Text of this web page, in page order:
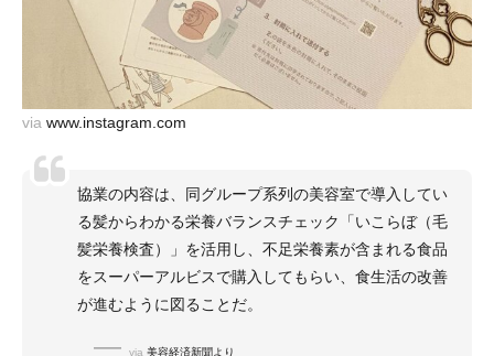
via www.instagram.com
協業の内容は、同グループ系列の美容室で導入してい
る髪からわかる栄養バランスチェック「いこらぼ（毛
髪栄養検査）」を活用し、不足栄養素が含まれる食品
をスーパーアルビスで購入してもらい、食生活の改善
が進むように図ることだ。
via 美容経済新聞より